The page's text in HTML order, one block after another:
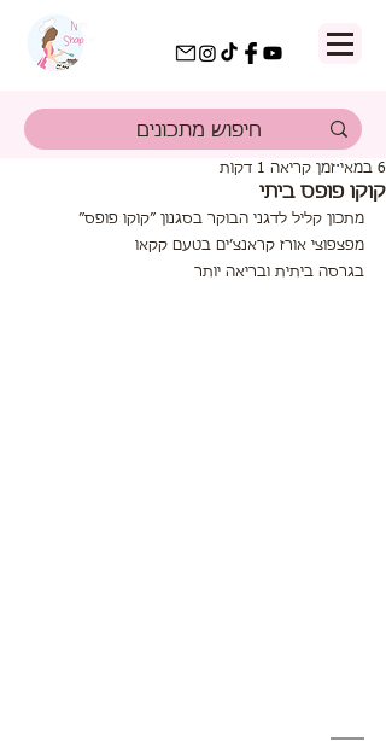
קוקו פופס ביתי
6 במאי זמן קריאה 1 דקות
מתכון קליל לדגני הבוקר בסגנון ״קוקו פופס״
מפצפוצי אורז קראנצ׳ים בטעם קקאו
בגרסה ביתית ובריאה יותר